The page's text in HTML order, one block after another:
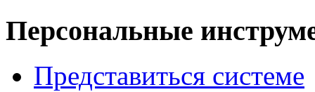
Персональные
Представиться системе